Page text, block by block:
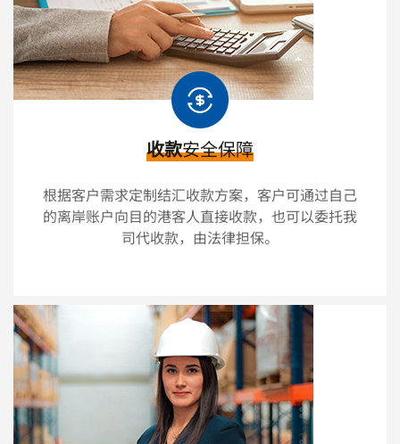
收款安全保障
根据客户需求定制结汇收款方案，客户可通过自己
的离岸账户向目的港客人直接收款，也可以委托我
司代收款，由法律担保。